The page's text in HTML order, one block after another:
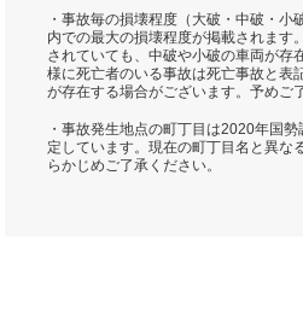
・事故毎の損壊程度（大破・中破・小
内での最大の損壊程度が掲載されます
されていても、中破や小破の車両が存
様に死亡者のいる事故は死亡事故と表
が存在する場合がございます。予めご
・事故発生地点の町丁目は2020年国
定しています。現在の町丁目名と異な
らかじめご了承ください。